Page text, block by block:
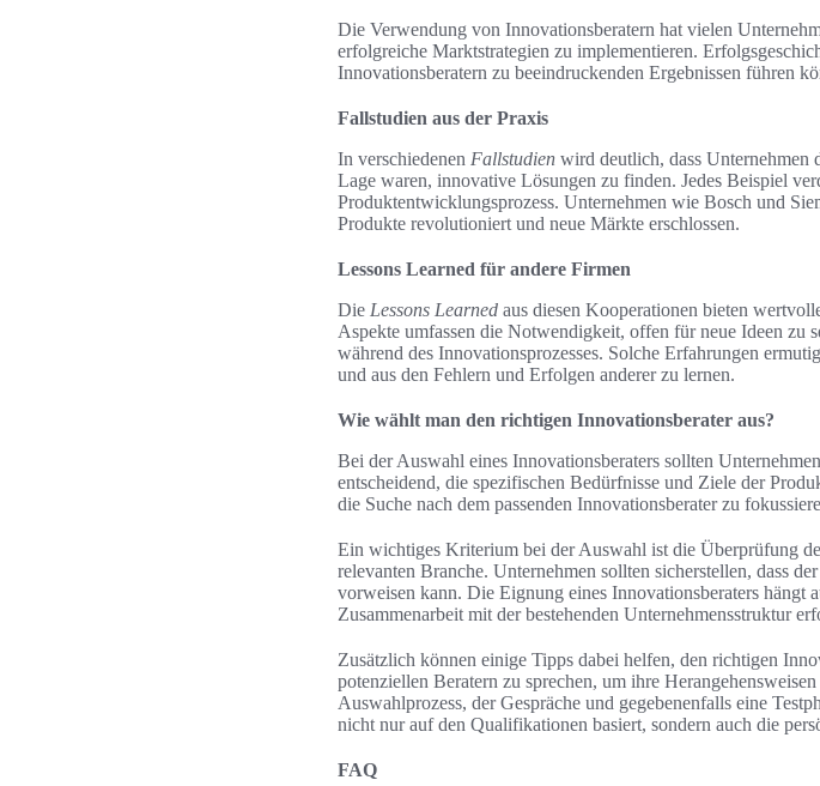
Die Verwendung von Innovationsberatern hat vielen
erfolgreiche Marktstrategien zu implementieren.
Innovationsberatern zu beeindruckenden Ergebnissen führen
Fallstudien aus der Praxis
In verschiedenen Fallstudien wird deutlich, dass Unternehmen
Lage waren, innovative Lösungen zu finden. Jedes Beispiel
Produktentwicklungsprozess. Unternehmen wie Bosch und
Produkte revolutioniert und neue Märkte erschlossen.
Lessons Learned für andere Firmen
Die Lessons Learned aus diesen Kooperationen bieten
Aspekte umfassen die Notwendigkeit, offen für neue Ideen zu
während des Innovationsprozesses. Solche Erfahrungen
und aus den Fehlern und Erfolgen anderer zu lernen.
Wie wählt man den richtigen Innovationsberater aus?
Bei der Auswahl eines Innovationsberaters sollten
entscheidend, die spezifischen Bedürfnisse und Ziele der
die Suche nach dem passenden Innovationsberater zu
Ein wichtiges Kriterium bei der Auswahl ist die Überprüfung
relevanten Branche. Unternehmen sollten sicherstellen, dass
vorweisen kann. Die Eignung eines Innovationsberaters
Zusammenarbeit mit der bestehenden Unternehmensstruktur
Zusätzlich können einige Tipps dabei helfen, den richtigen
potenziellen Beratern zu sprechen, um ihre
Auswahlprozess, der Gespräche und gegebenenfalls eine
nicht nur auf den Qualifikationen basiert, sondern auch die
FAQ